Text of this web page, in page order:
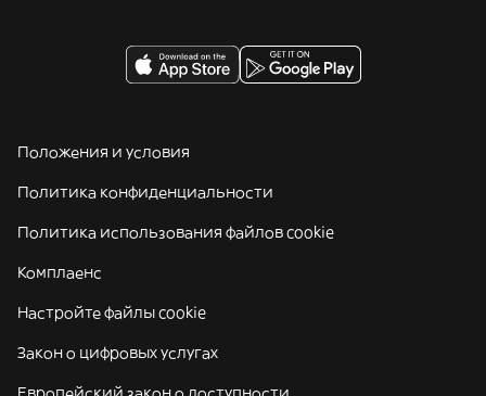
Положения и условия
Политика конфиденциальности
Политика использования файлов cookie
Комплаенс
Настройте файлы cookie
Закон о цифровых услугах